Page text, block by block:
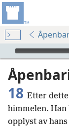
Audio Player
18 Etter dette
himmelen.
opplyst av